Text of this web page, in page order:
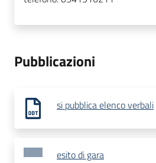
Pubblicazioni
si pubblica elenco verbali
esito di gara